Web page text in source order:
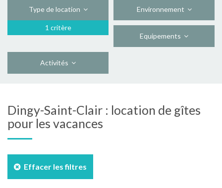
Type de location
1 critère
Environnement
Equipements
Activités
Dingy-Saint-Clair : location de gîtes
pour les vacances
Effacer les filtres